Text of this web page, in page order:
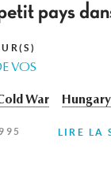
pays
VOS
War Hungary
LIRE LA